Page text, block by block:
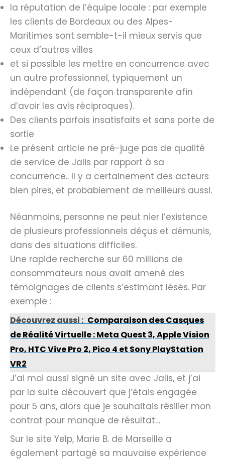
la réputation de l’équipe locale : par exemple
les clients de Bordeaux ou des Alpes-
Maritimes sont semble-t-il mieux servis que
ceux d’autres villes
et si possible les mettre en concurrence avec
un autre professionnel, typiquement un
indépendant (de façon transparente afin
d’avoir les avis réciproques).
Des clients parfois insatisfaits et sans porte de
sortie
Le présent article ne pré-juge pas de qualité
de service de Jalis par rapport à sa
concurrence.. Il y a certainement des acteurs
bien pires, et probablement de meilleurs aussi.
Néanmoins, personne ne peut nier l’existence
de plusieurs professionnels déçus et démunis,
dans des situations difficiles.
Une rapide recherche sur 60 millions de
consommateurs nous avait amené des
témoignages de clients s’estimant lésés. Par
exemple :
Découvrez aussi : Comparaison des Casques
de Réalité Virtuelle : Meta Quest 3, Apple Vision
Pro, HTC Vive Pro 2, Pico 4 et Sony PlayStation
VR2
J’ai moi aussi signé un site avec Jalis, et j’ai
par la suite découvert que j’étais engagée
pour 5 ans, alors que je souhaitais résilier mon
contrat pour manque de résultat…
Sur le site Yelp, Marie B. de Marseille a
également partagé sa mauvaise expérience